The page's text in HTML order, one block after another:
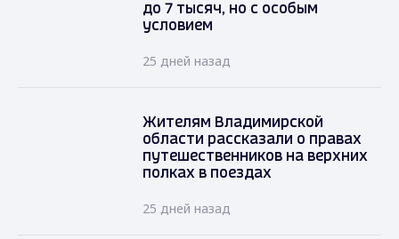
до 7 тысяч, но с особым
условием
25 дней назад
Жителям Владимирской
области рассказали о правах
путешественников на верхних
полках в поездах
25 дней назад